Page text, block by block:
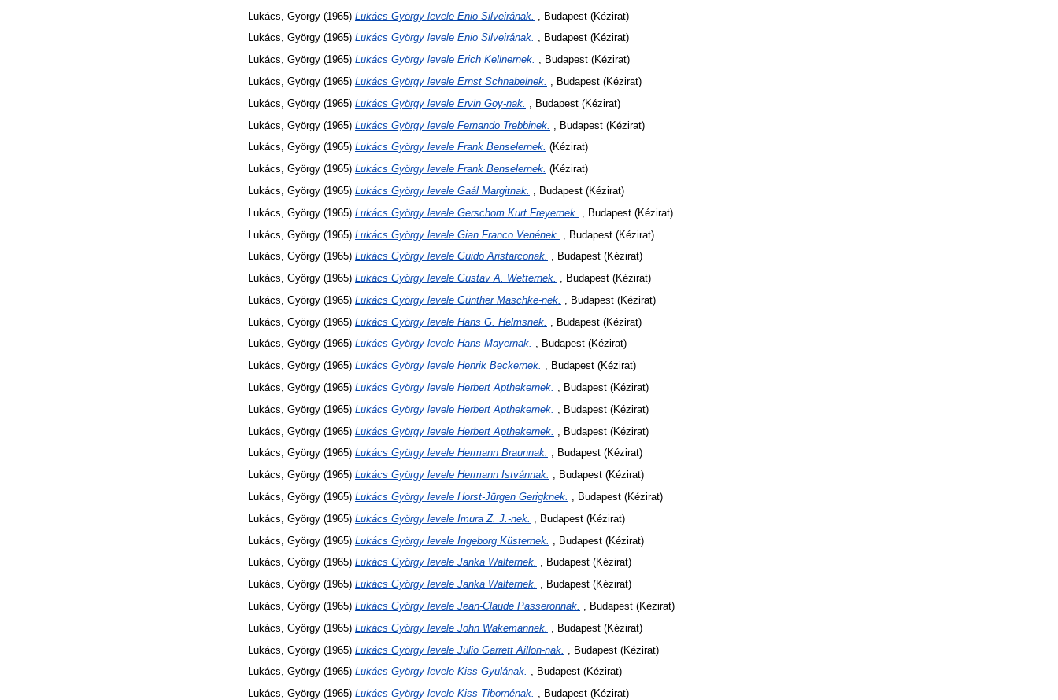
Lukács, György (1965) Lukács György levele Enio Silveirának.
, Budapest (Kézirat)
Lukács, György (1965) Lukács György levele Enio Silveirának. , Budapest (Kézirat)
Lukács, György (1965) Lukács György levele Erich Kellnernek. , Budapest (Kézirat)
Lukács, György (1965) Lukács György levele Ernst Schnabelnek.
, Budapest (Kézirat)
Lukács, György (1965) Lukács György levele Ervin Goy-nak.
, Budapest (Kézirat)
Lukács, György (1965) Lukács György levele Fernando Trebbinek.
, Budapest (Kézirat)
Lukács, György (1965) Lukács György levele Frank Benselernek. (Kézirat)
Lukács, György (1965) Lukács György levele Frank Benselernek. (Kézirat)
Lukács, György (1965) Lukács György levele Gaál Margitnak.
, Budapest (Kézirat)
Lukács, György (1965) Lukács György levele Gerschom Kurt Freyernek.
, Budapest (Kézirat)
Lukács, György (1965) Lukács György levele Gian Franco Venének.
, Budapest (Kézirat)
Lukács, György (1965) Lukács György levele Guido Aristarconak. , Budapest (Kézirat)
Lukács, György (1965) Lukács György levele Gustav A. Wetternek. , Budapest (Kézirat)
Lukács, György (1965) Lukács György levele Günther Maschke-nek.
, Budapest (Kézirat)
Lukács, György (1965) Lukács György levele Hans G. Helmsnek.
, Budapest (Kézirat)
Lukács, György (1965) Lukács György levele Hans Mayernak. , Budapest (Kézirat)
Lukács, György (1965) Lukács György levele Henrik Beckernek. , Budapest (Kézirat)
Lukács, György (1965) Lukács György levele Herbert Apthekernek. , Budapest (Kézirat)
Lukács, György (1965) Lukács György levele Herbert Apthekernek.
, Budapest (Kézirat)
Lukács, György (1965) Lukács György levele Herbert Apthekernek.
, Budapest (Kézirat)
Lukács, György (1965) Lukács György levele Hermann Braunnak. , Budapest (Kézirat)
Lukács, György (1965) Lukács György levele Hermann Istvánnak. , Budapest (Kézirat)
Lukács, György (1965) Lukács György levele Horst-Jürgen Gerigknek. , Budapest (Kézirat)
Lukács, György (1965) Lukács György levele Imura Z. J.-nek.
, Budapest (Kézirat)
Lukács, György (1965) Lukács György levele Ingeborg Küsternek.
, Budapest (Kézirat)
Lukács, György (1965) Lukács György levele Janka Walternek. , Budapest (Kézirat)
Lukács, György (1965) Lukács György levele Janka Walternek. , Budapest (Kézirat)
Lukács, György (1965) Lukács György levele Jean-Claude Passeronnak. , Budapest (Kézirat)
Lukács, György (1965) Lukács György levele John Wakemannek.
, Budapest (Kézirat)
Lukács, György (1965) Lukács György levele Julio Garrett Aillon-nak.
, Budapest (Kézirat)
Lukács, György (1965) Lukács György levele Kiss Gyulának. , Budapest (Kézirat)
Lukács, György (1965) Lukács György levele Kiss Tibornénak. , Budapest (Kézirat)